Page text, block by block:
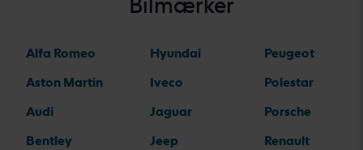
Alfa Romeo
Aston Martin
Audi
Bentley
Hyundai
Iveco
Jaguar
Jeep
Peugeot
Polestar
Porsche
Renault